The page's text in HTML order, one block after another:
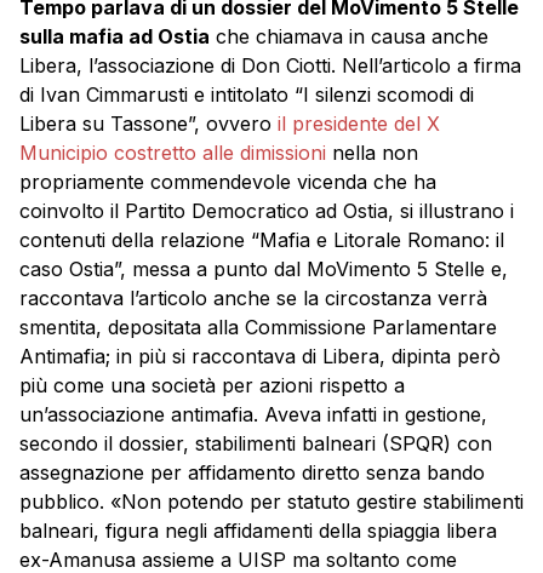
Tempo parlava di un dossier del MoVimento 5 Stelle
sulla mafia ad Ostia che chiamava in causa anche
Libera, l’associazione di Don Ciotti. Nell’articolo a firma
di Ivan Cimmarusti e intitolato “I silenzi scomodi di
Libera su Tassone”, ovvero il presidente del X
Municipio costretto alle dimissioni nella non
propriamente commendevole vicenda che ha
coinvolto il Partito Democratico ad Ostia, si illustrano i
contenuti della relazione “Mafia e Litorale Romano: il
caso Ostia”, messa a punto dal MoVimento 5 Stelle e,
raccontava l’articolo anche se la circostanza verrà
smentita, depositata alla Commissione Parlamentare
Antimafia; in più si raccontava di Libera, dipinta però
più come una società per azioni rispetto a
un’associazione antimafia. Aveva infatti in gestione,
secondo il dossier, stabilimenti balneari (SPQR) con
assegnazione per affidamento diretto senza bando
pubblico. «Non potendo per statuto gestire stabilimenti
balneari, figura negli affidamenti della spiaggia libera
ex-Amanusa assieme a UISP ma soltanto come